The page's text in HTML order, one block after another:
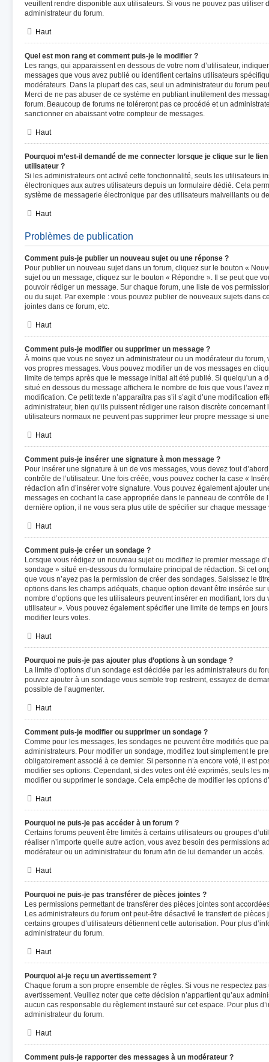
veuillent rendre disponible aux utilisateurs. Si vous ne pouvez pas utiliser
administrateur du forum.
Haut
Quel est mon rang et comment puis-je le modifier ?
Les rangs, qui apparaissent en dessous de votre nom d’utilisateur,
messages que vous avez publié ou identifient certains utilisateurs
modérateurs. Dans la plupart des cas, seul un administrateur du forum
Merci de ne pas abuser de ce système en publiant inutilement des
forum. Beaucoup de forums ne toléreront pas ce procédé et un
sanctionner en abaissant votre compteur de messages.
Haut
Pourquoi m’est-il demandé de me connecter lorsque je clique sur le
utilisateur ?
Si les administrateurs ont activé cette fonctionnalité, seuls les utilisateurs
électroniques aux autres utilisateurs depuis un formulaire dédié. Cela
système de messagerie électronique par des utilisateurs malveillants ou
Haut
Problèmes de publication
Comment puis-je publier un nouveau sujet ou une réponse ?
Pour publier un nouveau sujet dans un forum, cliquez sur le bouton «
sujet ou un message, cliquez sur le bouton « Répondre ». Il se peut que
pouvoir rédiger un message. Sur chaque forum, une liste de vos
ou du sujet. Par exemple : vous pouvez publier de nouveaux sujets dans
jointes dans ce forum, etc.
Haut
Comment puis-je modifier ou supprimer un message ?
À moins que vous ne soyez un administrateur ou un modérateur du
vos propres messages. Vous pouvez modifier un de vos messages en
limite de temps après que le message initial ait été publié. Si quelqu’un a
situé en dessous du message affichera le nombre de fois que vous l’avez
modification. Ce petit texte n’apparaîtra pas s’il s’agit d’une modification
administrateur, bien qu’ils puissent rédiger une raison discrète
utilisateurs normaux ne peuvent pas supprimer leur propre message si
Haut
Comment puis-je insérer une signature à mon message ?
Pour insérer une signature à un de vos messages, vous devez tout
contrôle de l’utilisateur. Une fois créée, vous pouvez cocher la case «
rédaction afin d’insérer votre signature. Vous pouvez également ajouter
messages en cochant la case appropriée dans le panneau de contrôle de
dernière option, il ne vous sera plus utile de spécifier sur chaque message
Haut
Comment puis-je créer un sondage ?
Lorsque vous rédigez un nouveau sujet ou modifiez le premier message
sondage » situé en-dessous du formulaire principal de rédaction. Si cet
que vous n’ayez pas la permission de créer des sondages. Saisissez le
options dans les champs adéquats, chaque option devant être insérée
nombre d’options que les utilisateurs peuvent insérer en modifiant, lors
utilisateur ». Vous pouvez également spécifier une limite de temps en
modifier leurs votes.
Haut
Pourquoi ne puis-je pas ajouter plus d’options à un sondage ?
La limite d’options d’un sondage est décidée par les administrateurs du
pouvez ajouter à un sondage vous semble trop restreint, essayez de
possible de l’augmenter.
Haut
Comment puis-je modifier ou supprimer un sondage ?
Comme pour les messages, les sondages ne peuvent être modifiés que
administrateurs. Pour modifier un sondage, modifiez tout simplement le
obligatoirement associé à ce dernier. Si personne n’a encore voté, il est
modifier ses options. Cependant, si des votes ont été exprimés, seuls les
modifier ou supprimer le sondage. Cela empêche de modifier les options
Haut
Pourquoi ne puis-je pas accéder à un forum ?
Certains forums peuvent être limités à certains utilisateurs ou groupes
réaliser n’importe quelle autre action, vous avez besoin des permissions
modérateur ou un administrateur du forum afin de lui demander un accès.
Haut
Pourquoi ne puis-je pas transférer de pièces jointes ?
Les permissions permettant de transférer des pièces jointes sont
Les administrateurs du forum ont peut-être désactivé le transfert de
certains groupes d’utilisateurs détiennent cette autorisation. Pour plus
administrateur du forum.
Haut
Pourquoi ai-je reçu un avertissement ?
Chaque forum a son propre ensemble de règles. Si vous ne respectez
avertissement. Veuillez noter que cette décision n’appartient qu’aux
aucun cas responsable du règlement instauré sur cet espace. Pour plus
administrateur du forum.
Haut
Comment puis-je rapporter des messages à un modérateur ?